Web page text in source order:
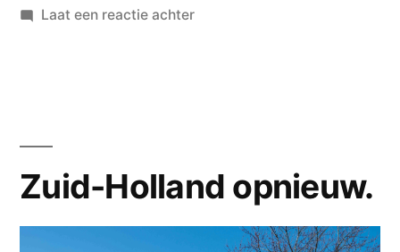
Geplaatst
wouterpinkhof
in
Laat een reactie achterop
Zuid-Holland opnieuw.